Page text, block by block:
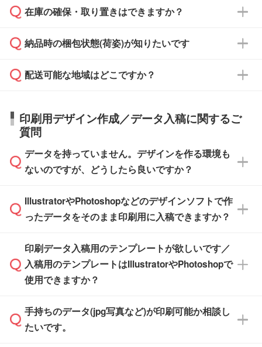
校や幼稚園・保育園であれば、同様の条件でご
ご希望の際は担当スタッフまでお気軽にご相談
ください。
たは注文フォームの『ご注文に関する備考欄』
ご入金確認後、1～2営業日で出荷いたしま
タッフまでお問い合わせください。
ル」に注文予定日をご入力いただくと、おおよ
その締切日や出荷目安をご確認いただけます。
品が決まりましたらお早めのご発注をお願いい
たします。
※土日祝日を除く営業日換算です。
※沖縄・離島は追加日数がかかります。
ご希望の納期がある場合は、お問い合わせ・お
い。
応が可能かご案内いたします。
す。>>対象商品はこちら
※最短出荷日は商品によって異なります。各商
品ページにてご確認ください
在庫の確保・取り置きはできますか？
ご入金確認後に在庫を確保し、注文確定のご連
はできかねますので予めご了承ください。
納品時の梱包状態(荷姿)が知りたいです
商品によって異なります。各ページにある商品
す。(白箱、化粧箱、ブリスターパックなど)
【袋入り】 商品がひとつずつ袋に入っていま
す。(透明袋、デザイン袋など)
【個包装なし】 個包装がされていない状態で
※化粧箱から白箱への入れ替えや、オリジナル
箱の作成は原則承っておりません。
配送可能な地域はどこですか？
日本全国へお届けが可能です。なお、海外への
直接納品は行っておりませんので予めご了承く
ださい。
印刷用デザイン作成／データ入稿に関するご
質問
データを持っていません。デザインを作る環境も
ないのですが、どうしたら良いですか？
無料の「デザインシミュレーター」を使えば、
PCやスマホから簡単にデザインを作成できま
ザインソフトがなくても安心です。
また、「データ作成サービス
せいただければ、弊社にて無料でデザインデー
タを1点作成いたします。
IllustratorやPhotoshopなどのデザインソフトで作
ったデータをそのまま印刷用に入稿できますか？
IllustratorやPhotoshop、CLIP STUDIOなどのデ
ザインソフトでこだわりのデザインを作成した
い方は、完全データ入稿
積・ご注文フォームにアップロードしてご入稿
ください。
印刷データ入稿用のテンプレートが欲しいです／
入稿用のテンプレートはIllustratorやPhotoshopで
使用できますか？
一部商品は入稿用テンプレートのご用意があり
ます。各商品ページの『印刷方法・テンプレー
手持ちのデータ(jpg写真など)が印刷可能か相談し
たいです。